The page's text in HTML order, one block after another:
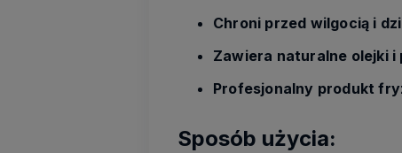
Chroni przed wilgocią i
Zawiera naturalne olejki
Profesjonalny produkt
Sposób użycia: